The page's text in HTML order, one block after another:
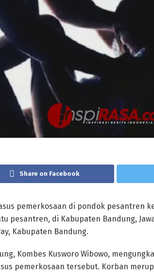
Share on Facebook
pemerkosaan di pondok pesantren
pesantren, di Kabupaten Bandung,
Kabupaten Bandung.
Kombes Kusworo Wibowo,
pemerkosaan tersebut. Korban